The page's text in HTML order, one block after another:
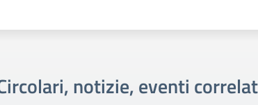
notizie, eventi